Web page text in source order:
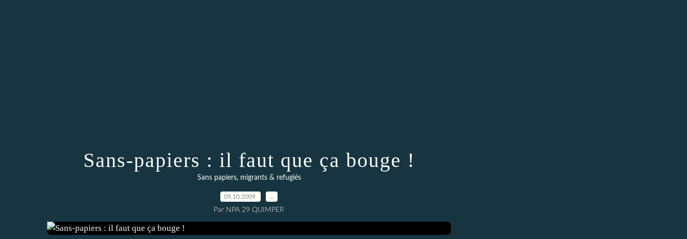
Sans-papiers : il faut que ça bouge !
Sans papiers, migrants & refugiés
09.10.2009
Par NPA 29 QUIMPER